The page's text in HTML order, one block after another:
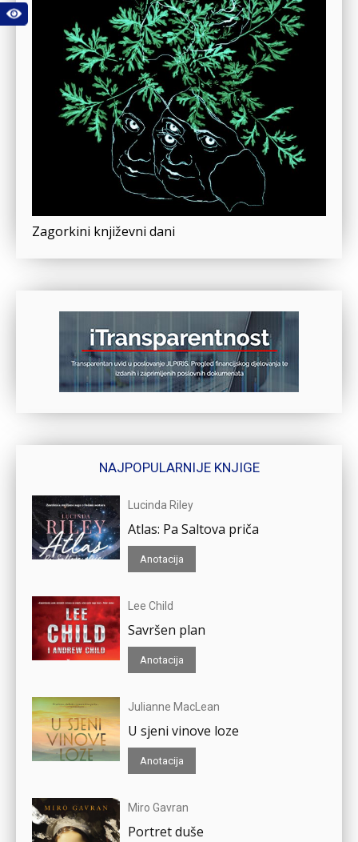
Zagorkini književni dani
NAJPOPULARNIJE KNJIGE
Lucinda Riley
Atlas: Pa Saltova priča
Anotacija
Lee Child
Savršen plan
Anotacija
Julianne MacLean
U sjeni vinove loze
Anotacija
Miro Gavran
Portret duše